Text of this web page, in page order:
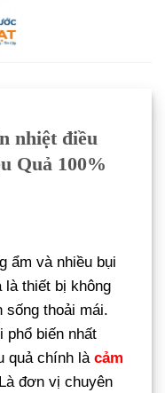
nhiệt điều
Quả 100%
ẩm và nhiều bụi
là thiết bị không
sống thoải mái.
phổ biến nhất
quả chính là cảm
đơn vị chuyên